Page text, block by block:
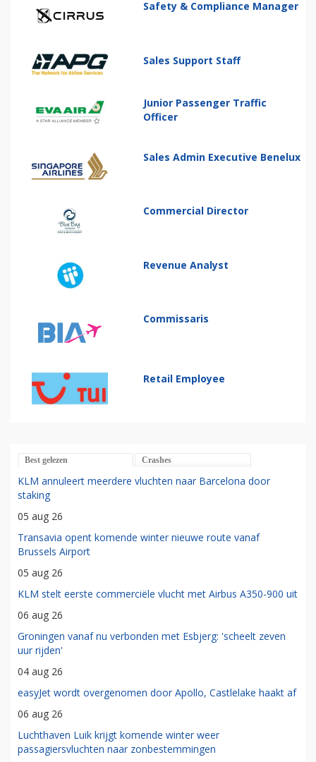
Safety & Compliance Manager
Sales Support Staff
Junior Passenger Traffic
Officer
Sales Admin Executive Benelux
Commercial Director
Revenue Analyst
Commissaris
Retail Employee
Best gelezen Crashes
KLM annuleert meerdere vluchten naar Barcelona door
staking
05 aug 26
Transavia opent komende winter nieuwe route vanaf
Brussels Airport
05 aug 26
KLM stelt eerste commerciële vlucht met Airbus A350-900 uit
06 aug 26
Groningen vanaf nu verbonden met Esbjerg: 'scheelt zeven
uur rijden'
04 aug 26
easyJet wordt overgenomen door Apollo, Castlelake haakt af
06 aug 26
Luchthaven Luik krijgt komende winter weer
passagiersvluchten naar zonbestemmingen